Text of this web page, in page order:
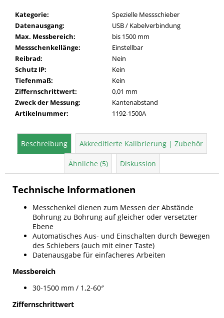
Kategorie:
Spezielle Messschieber
Datenausgang:
USB / Kabelverbindung
Max. Messbereich:
bis 1500 mm
Messschenkellänge:
Einstellbar
Reibrad:
Nein
Schutz IP:
Kein
Tiefenmaß:
Kein
Ziffernschrittwert:
0,01 mm
Zweck der Messung:
Kantenabstand
Artikelnummer: 1192-1500A
Beschreibung Akkreditierte Kalibrierung | Zubehör
Ähnliche (5) Diskussion
Technische Informationen
Messchenkel dienen zum Messen der Abstände
Bohrung zu Bohrung auf gleicher oder versetzter
Ebene
Automatisches Aus- und Einschalten durch Bewegen
des Schiebers (auch mit einer Taste)
Datenausgabe für einfacheres Arbeiten
Messbereich
30-1500 mm / 1,2-60″
Ziffernschrittwert